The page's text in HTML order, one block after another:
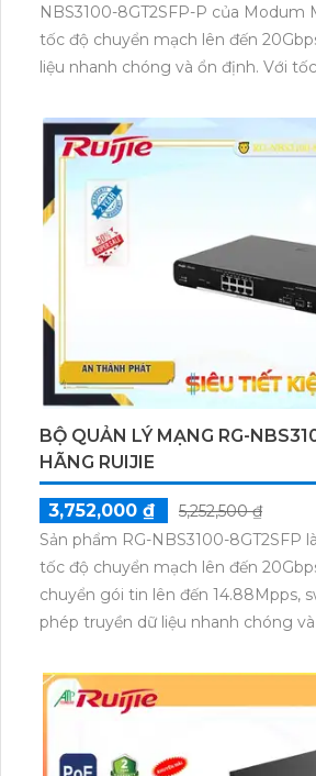
NBS3100-8GT2SFP-P của Modum
tốc độ chuyển mạch lên đến
liệu nhanh chóng và ổn định. Với
và đáng tin cậy trong việc chuyển
này rất hữu ích khi sử dụng trong
một lúc. Đặc biệt, hai cổng SFP
sản phẩm giúp kết nối linh hoạt với
nhau. Overall, RG-NBS3100-
chọn tuyệt vời cho việc xây dựng
cao và ổn định.
BỘ QUẢN LÝ MẠNG RG-
HÃNG RUIJIE
3,752,000 ₫
5,252,500 ₫
Sản phẩm RG-NBS3100-8GT2SFP
tốc độ chuyển mạch lên đến
chuyển gói tin lên đến 14.88Mpps,
phép truyền dữ liệu nhanh chóng
các thiết bị kết nối, giúp cải thiện
Sản phẩm này cũng trang bị công
dùng có thể truyền dữ liệu một